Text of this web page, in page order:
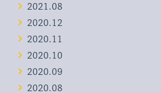
2021.08
2020.12
2020.11
2020.10
2020.09
2020.08